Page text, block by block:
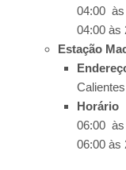
04:00
04:00 às
Estação
Horário
06:00
06:00 às